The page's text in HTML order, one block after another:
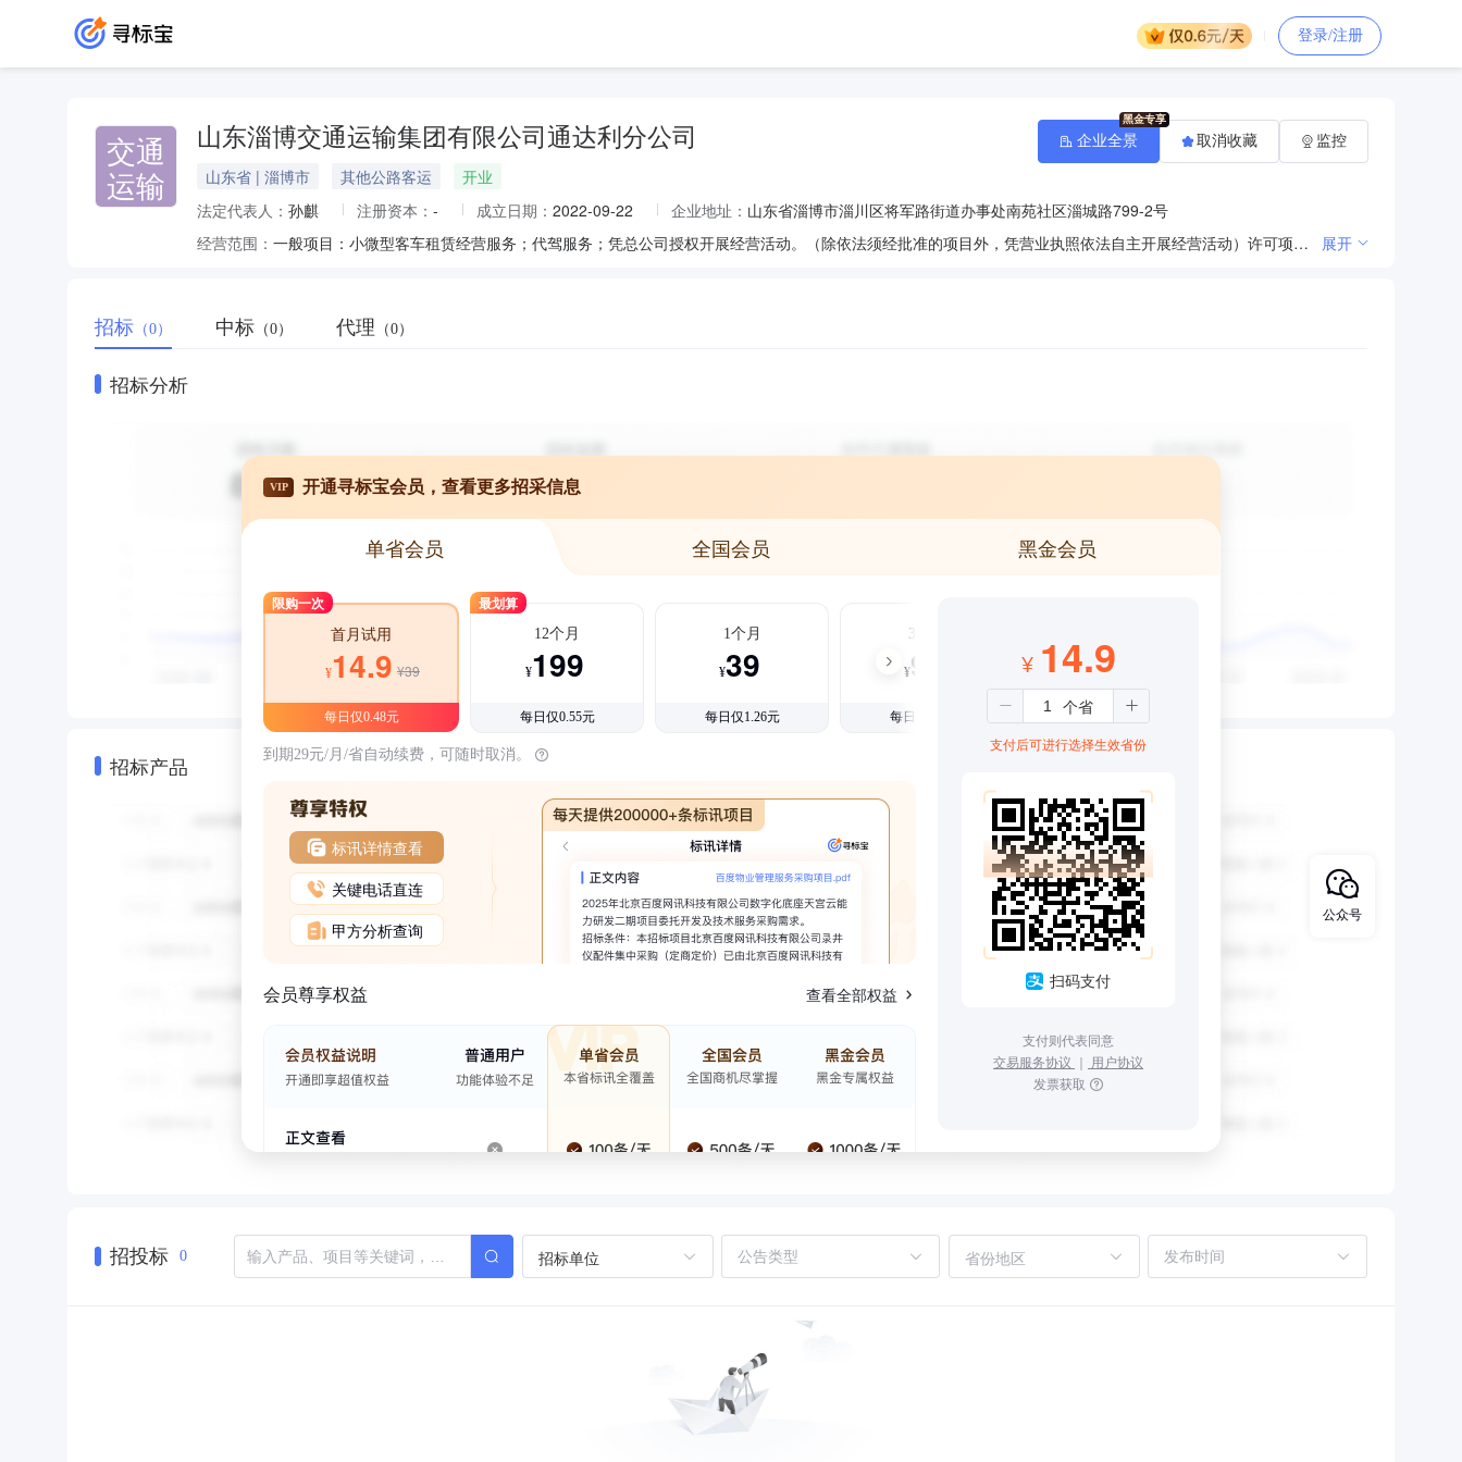
登录/注册
交通
运输
山东淄博交通运输集团有限公司通达利分公司
山东省 | 淄博市 其他公路客运
开业
法定代表人： 孙麒 注册资本： - 成立日期： 2022-09-22 企业地址： 山东省淄博市淄川区将军路街道办事处南苑社区淄城路799-2号
经营范围：
一般项目：小微型客车租赁经营服务；代驾服务；凭总公司授权开展经营活动。（除依法须经批准的项目外，凭营业执照依法自主开展经营活动）许可项目：道路旅客运输经营；校车运营服务。（依法须经批准的项目，经相关部门批准后方可开展经营活动，具体经营项目以相关部门批准文件或许可证件为准） 展开
企业全景 取消收藏 监控
招标 （0） 中标 （0） 代理 （0）
招标分析
招标产品
VIP 开通寻标宝会员，查看更多招采信息
单省会员 全国会员 黑金会员
限购一次
首月试用
¥14.9 ¥39
每日仅0.48元
最划算
12个月
¥199
每日仅0.55元
1个月
¥39
每日仅1.26元
3个月
¥99
每日仅1.08元
到期29元/月/省自动续费，可随时取消。
标讯详情查看
关键电话直连
甲方分析查询
会员尊享权益 查看全部权益
¥ 14.9
支付后可进行选择生效省份
扫码支付
支付则代表同意
交易服务协议 ｜ 用户协议
发票获取
招投标 0 招标单位 省份地区
公众号